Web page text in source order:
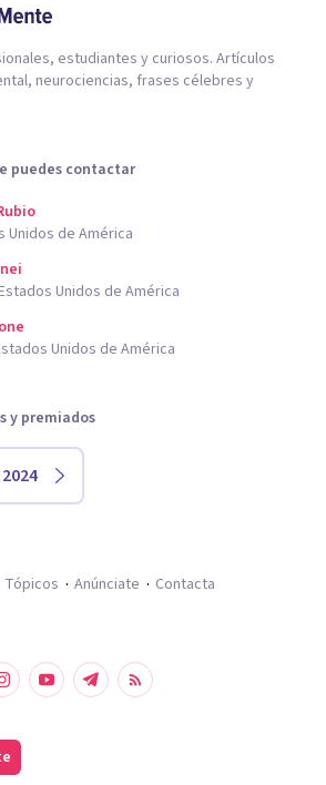
estudiantes y curiosos. Artículos
neurociencias, frases célebres y
puedes contactar
Unidos de América
Unidos de América
Unidos de América
y premiados
Tópicos Anúnciate Contacta